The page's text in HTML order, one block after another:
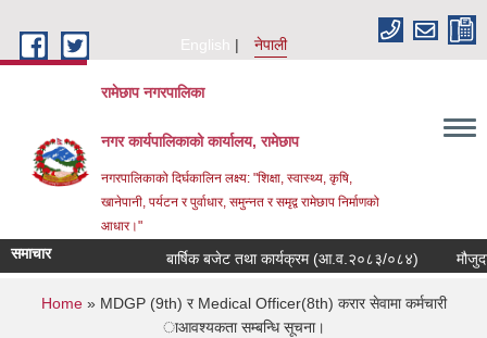
English
नेपाली
रामेछाप नगरपालिका
नगर कार्यपालिकाको कार्यालय, रामेछाप
नगरपालिकाको दिर्घकालिन लक्ष्य: "शिक्षा, स्वास्थ्य, कृषि,
खानेपानी, पर्यटन र पुर्वाधार, समुन्नत र समृद्व रामेछाप निर्माणको
आधार।"
समाचार बार्षिक बजेट तथा कार्यक्रम (आ.व.२०८३/०८४) मौजुदा सूची
You are here
Home» MDGP (9th) र Medical Officer(8th) करार सेवामा कर्मचारी
ाआवश्यकता सम्बन्धि सूचना।